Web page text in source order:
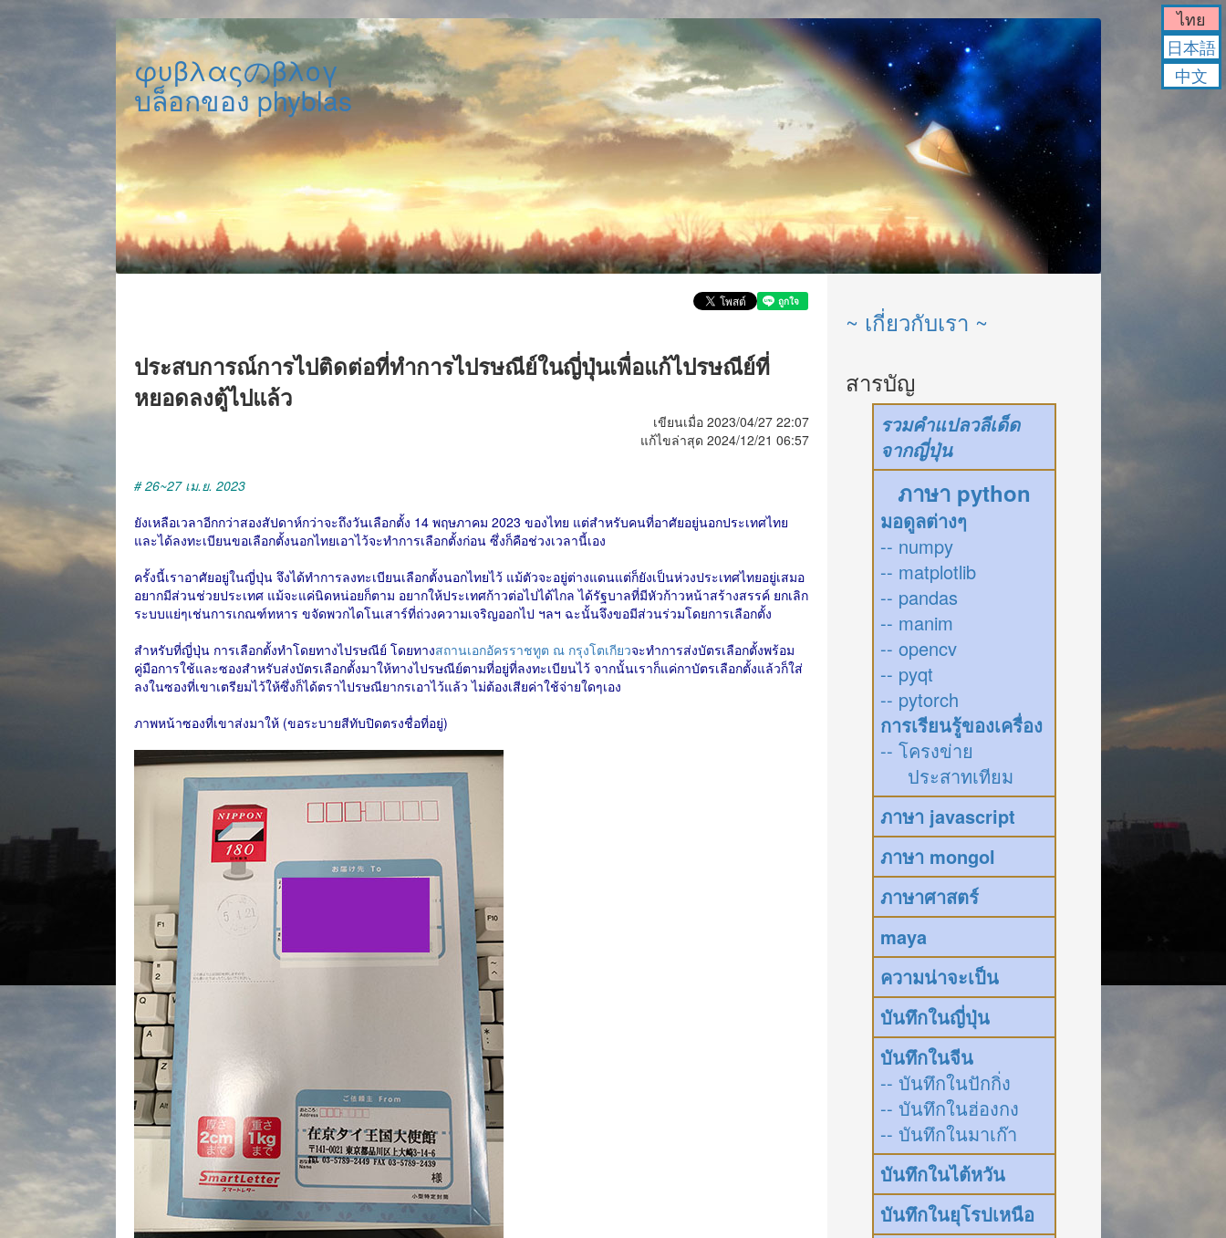
φυβλαςのβλογ
บล็อกของ phyblas
ประสบการณ์การไปติดต่อที่ทำการไปรษณีย์ในญี่ปุ่นเพื่อแก้ไปรษณีย์ที่
หยอดลงตู้ไปแล้ว
เขียนเมื่อ 2023/04/27 22:07
แก้ไขล่าสุด 2024/12/21 06:57
# 26~27 เม.ย. 2023
ยังเหลือเวลาอีกกว่าสองสัปดาห์กว่าจะถึงวันเลือกตั้ง 14 พฤษภาคม 2023 ของไทย แต่สำหรับคนที่อาศัยอยู่นอกประเทศไทย
และได้ลงทะเบียนขอเลือกตั้งนอกไทยเอาไว้จะทำการเลือกตั้งก่อน ซึ่งก็คือช่วงเวลานี้เอง
ครั้งนี้เราอาศัยอยู่ในญี่ปุ่น จึงได้ทำการลงทะเบียนเลือกตั้งนอกไทยไว้ แม้ตัวจะอยู่ต่างแดนแต่ก็ยังเป็นห่วงประเทศไทยอยู่เสมอ
อยากมีส่วนช่วยประเทศ แม้จะแค่นิดหน่อยก็ตาม อยากให้ประเทศก้าวต่อไปได้ไกล ได้รัฐบาลที่มีหัวก้าวหน้าสร้างสรรค์ ยกเลิก
ระบบแย่ๆเช่นการเกณฑ์ทหาร ขจัดพวกไดโนเสาร์ที่ถ่วงความเจริญออกไป ฯลฯ ฉะนั้นจึงขอมีส่วนร่วมโดยการเลือกตั้ง
สำหรับที่ญี่ปุ่น การเลือกตั้งทำโดยทางไปรษณีย์ โดยทางสถานเอกอัครราชทูต ณ กรุงโตเกียวจะทำการส่งบัตรเลือกตั้งพร้อม
คู่มือการใช้และซองสำหรับส่งบัตรเลือกตั้งมาให้ทางไปรษณีย์ตามที่อยู่ที่ลงทะเบียนไว้ จากนั้นเราก็แค่กาบัตรเลือกตั้งแล้วก็ใส่
ลงในซองที่เขาเตรียมไว้ให้ซึ่งก็ได้ตราไปรษณียากรเอาไว้แล้ว ไม่ต้องเสียค่าใช้จ่ายใดๆเอง
ภาพหน้าซองที่เขาส่งมาให้ (ขอระบายสีทับปิดตรงชื่อที่อยู่)
~ เกี่ยวกับเรา ~
สารบัญ
รวมคำแปลวลีเด็ด
จากญี่ปุ่น
ภาษา python
มอดูลต่างๆ
-- numpy
-- matplotlib
-- pandas
-- manim
-- opencv
-- pyqt
-- pytorch
การเรียนรู้ของเครื่อง
-- โครงข่าย
ประสาทเทียม
ภาษา javascript
ภาษา mongol
ภาษาศาสตร์
maya
ความน่าจะเป็น
บันทึกในญี่ปุ่น
บันทึกในจีน
-- บันทึกในปักกิ่ง
-- บันทึกในฮ่องกง
-- บันทึกในมาเก๊า
บันทึกในไต้หวัน
บันทึกในยุโรปเหนือ
ไทย
日本語
中文